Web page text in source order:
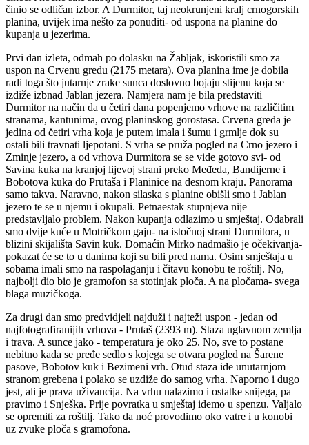
činio se odličan izbor. A Durmitor, taj neokrunjeni kralj crnogorskih
planina, uvijek ima nešto za ponuditi- od uspona na planine do
kupanja u jezerima.
Prvi dan izleta, odmah po dolasku na Žabljak, iskoristili smo za
uspon na Crvenu gredu (2175 metara). Ova planina ime je dobila
radi toga što jutarnje zrake sunca doslovno bojaju stijenu koja se
izdiže izbnad Jablan jezera. Namjera nam je bila predstaviti
Durmitor na način da u četiri dana popenjemo vrhove na različitim
stranama, kantunima, ovog planinskog gorostasa. Crvena greda je
jedina od četiri vrha koja je putem imala i šumu i grmlje dok su
ostali bili travnati ljepotani. S vrha se pruža pogled na Crno jezero i
Zminje jezero, a od vrhova Durmitora se se vide gotovo svi- od
Savina kuka na kranjoj lijevoj strani preko Međeda, Bandijerne i
Bobotova kuka do Prutaša i Planinice na desnom kraju. Panorama
samo takva. Naravno, nakon silaska s planine obišli smo i Jablan
jezero te se u njemu i okupali. Petnaestak stupnjeva nije
predstavljalo problem. Nakon kupanja odlazimo u smještaj. Odabrali
smo dvije kuće u Motričkom gaju- na istočnoj strani Durmitora, u
blizini skijališta Savin kuk. Domaćin Mirko nadmašio je očekivanja-
pokazat će se to u danima koji su bili pred nama. Osim smještaja u
sobama imali smo na raspolaganju i čitavu konobu te roštilj. No,
najbolji dio bio je gramofon sa stotinjak ploča. A na pločama- svega
blaga muzičkoga.
Za drugi dan smo predvidjeli najduži i najteži uspon - jedan od
najfotografiranijih vrhova - Prutaš (2393 m). Staza uglavnom zemlja
i trava. A sunce jako - temperatura je oko 25. No, sve to postane
nebitno kada se pređe sedlo s kojega se otvara pogled na Šarene
pasove, Bobotov kuk i Bezimeni vrh. Otud staza ide unutarnjom
stranom grebena i polako se uzdiže do samog vrha. Naporno i dugo
jest, ali je prava uživancija. Na vrhu nalazimo i ostatke snijega, pa
pravimo i Snješka. Prije povratka u smještaj idemo u spenzu. Valjalo
se opremiti za roštilj. Tako da noć provodimo oko vatre i u konobi
uz zvuke ploča s gramofona.